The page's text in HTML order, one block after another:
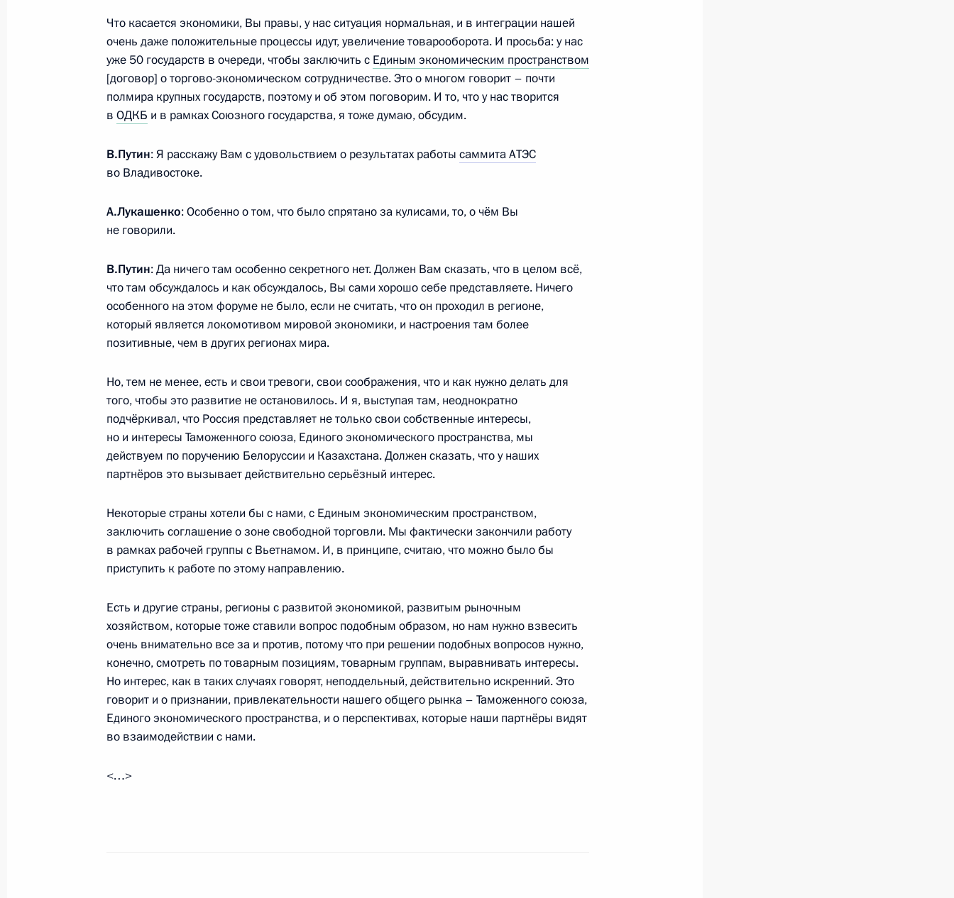
Президент России посетит Киргизию
13 сентября 2012 года, 12:30
12 сентября 2012 года, среда
патриотического воспитания молодёжи
12 сентября 2012 года, 20:00
Филатом
12 сентября 2012 года, 15:00 Сочи
Президент России посетит Казахстан
12 сентября 2012 года, 14:00
11 сентября 2012 года, вторник
Российско-сербские переговоры
Указ о мерах по защите интересов России при осуществлении
деятельности
11 сентября 2012 года, 16:00
Телефонный разговор с Президентом Республики Беларусь
Александром Лукашенко
11 сентября 2012 года, 15:00
Что касается экономики, Вы правы, у нас ситуация нормальная, и в интеграции нашей
очень даже положительные процессы идут, увеличение товарооборота. И просьба: у нас
уже 50 государств в очереди, чтобы заключить с Единым экономическим пространством
[договор] о торгово-экономическом сотрудничестве. Это о многом говорит – почти
полмира крупных государств, поэтому и об этом поговорим. И то, что у нас творится
в ОДКБ и в рамках Союзного государства, я тоже думаю, обсудим.
В.Путин: Я расскажу Вам с удовольствием о результатах работы саммита АТЭС
во Владивостоке.
А.Лукашенко: Особенно о том, что было спрятано за кулисами, то, о чём Вы
не говорили.
В.Путин: Да ничего там особенно секретного нет. Должен Вам сказать, что в целом всё,
что там обсуждалось и как обсуждалось, Вы сами хорошо себе представляете. Ничего
особенного на этом форуме не было, если не считать, что он проходил в регионе,
который является локомотивом мировой экономики, и настроения там более
позитивные, чем в других регионах мира.
Но, тем не менее, есть и свои тревоги, свои соображения, что и как нужно делать для
того, чтобы это развитие не остановилось. И я, выступая там, неоднократно
подчёркивал, что Россия представляет не только свои собственные интересы,
но и интересы Таможенного союза, Единого экономического пространства, мы
действуем по поручению Белоруссии и Казахстана. Должен сказать, что у наших
партнёров это вызывает действительно серьёзный интерес.
Некоторые страны хотели бы с нами, с Единым экономическим пространством,
заключить соглашение о зоне свободной торговли. Мы фактически закончили работу
в рамках рабочей группы с Вьетнамом. И, в принципе, считаю, что можно было бы
приступить к работе по этому направлению.
Есть и другие страны, регионы с развитой экономикой, развитым рыночным
хозяйством, которые тоже ставили вопрос подобным образом, но нам нужно взвесить
очень внимательно все за и против, потому что при решении подобных вопросов нужно,
конечно, смотреть по товарным позициям, товарным группам, выравнивать интересы.
Но интерес, как в таких случаях говорят, неподдельный, действительно искренний. Это
говорит и о признании, привлекательности нашего общего рынка – Таможенного союза,
Единого экономического пространства, и о перспективах, которые наши партнёры видят
во взаимодействии с нами.
<…>